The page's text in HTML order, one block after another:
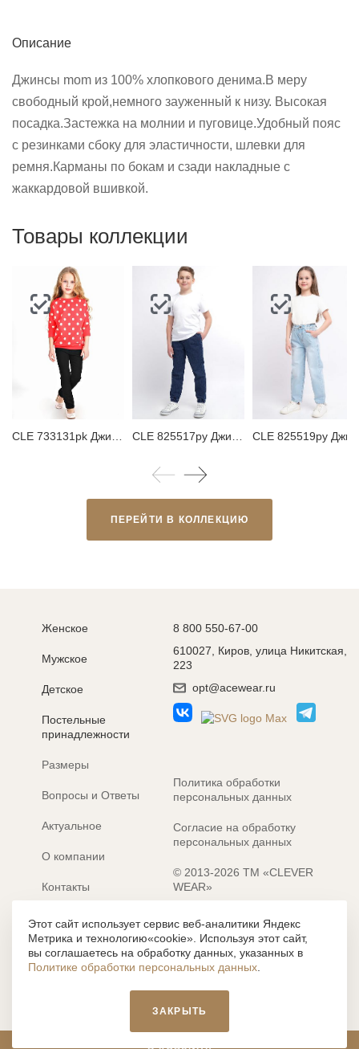
Описание
Джинсы mom из 100% хлопкового денима.В меру
свободный крой,немного зауженный к низу. Высокая
посадка.Застежка на молнии и пуговице.Удобный пояс
с резинками сбоку для эластичности, шлевки для
ремня.Карманы по бокам и сзади накладные с
жаккардовой вшивкой.
Товары коллекции
ПЕРЕЙТИ В КОЛЛЕКЦИЮ
Женское
Мужское
Детское
Постельные
принадлежности
Размеры
Вопросы и Ответы
Актуальное
О компании
Контакты
Электронные каталоги
8 800 550-67-00
610027, Киров, улица Никитская,
223
opt@acewear.ru
Политика обработки
персональных данных
Согласие на обработку
персональных данных
© 2013-2026 ТМ «CLEVER
WEAR»
Разработка сайта: MACHAON
Все содержание, представленное или отраженное на сайте
https://clever-style.ru, включая, но не ограничиваясь, текстом,
графикой, фотографиями, иллюстрациями и т.д., являются
объектами авторского права, использование которых, без
письменного разрешения администрации и без активной
влечет наложение ответственности с действующим
Этот сайт использует сервис веб-аналитики Яндекс
Метрика и технологию«cookie». Используя этот сайт,
вы соглашаетесь на обработку данных, указанных в
Политике обработки персональных данных
ЗАКРЫТЬ